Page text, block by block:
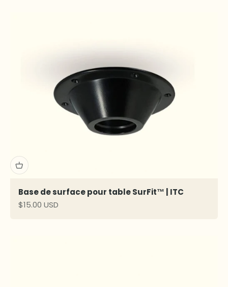
Base de surface pour table SurFit™ | ITC
Prix de vente
$15.00 USD